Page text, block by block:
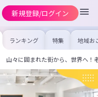
新規登録/ログイン
ランキング 特集 地域お
の求
を集め
事内容
を比較
合った
けよう
山々に囲まれた街から、世界へ！